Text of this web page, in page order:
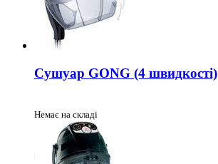
Сушуар GONG (4 швидкості)
Немає на складі